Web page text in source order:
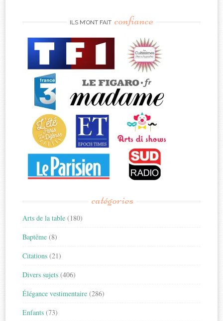
ILS M’ONT FAIT confiance
catégories
Arts de la table (180)
Baptême (8)
Citations (21)
Divers sujets (406)
Élégance vestimentaire (286)
Enfants (73)